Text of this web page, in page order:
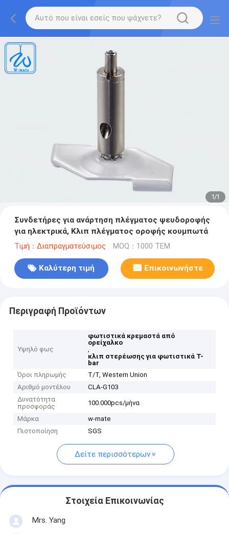
1/1
Συνδετήρες για ανάρτηση πλέγματος ψευδοροφής
για ηλεκτρικά, Κλιπ πλέγματος οροφής κουμπωτά
Τιμή：Διαπραγματεύσιμος MOQ：1000 ΤΕΜ
Καλύτερη τιμή Επικοινωνήστε
Περιγραφή Προϊόντων
Υψηλό φως
φωτιστικά κρεμαστά από
ορείχαλκο
,
κλιπ στερέωσης για φωτιστικά Τ-
bar
Όροι πληρωμής
T/T, Western Union
Αριθμό μοντέλου
CLA-G103
Δυνατότητα
προσφοράς
100.000pcs/μήνα
Μάρκα
w-mate
Πιστοποίηση
SGS
Δείτε περισσότερων
Στοιχεία Επικοινωνίας
Mrs. Yang